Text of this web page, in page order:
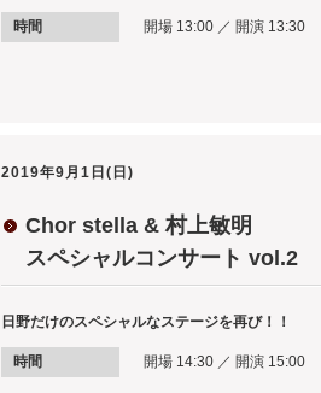
時間 開場 13:00 ／ 開演 13:30
2019年9月1日(日)
Chor stella & 村上敏明
スペシャルコンサート vol.2
日野だけのスペシャルなステージを再び！！
時間 開場 14:30 ／ 開演 15:00